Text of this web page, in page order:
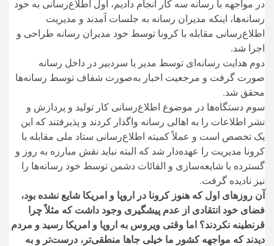
در مواجهه با رسانه سه کار انجام دادیم، اول اطلاع‌رسانی به خود
رسانه‌ها، اینکه مدیران رسانه به جلسات آمدند و مدیریت
اطلاع‌رسانی مقابله با کرونا توسط خود مدیران رسانه طراحی و
اجرا شد.
دوم هدایت رسانه‌ای توسط مدیر یا سردبیر در داخل رسانه
صورت گرفت و مرجعیت اخبار به‌صورت شفاف توسط رسانه‌ها
محقق شد.
سوم دستگاه‌ها در موضوع اطلاع‌رسانی کار تولید و پردازش و
نشر اطلاعات را به اهالی رسانه واگذار کردند و پذیرفتند که این
یک تخصص است و عملاً کمیته اطلاع‌رسانی ستاد ملی مقابله با
کرونا مدیریت را عهده‌دار شد که البته نباید نقش مبارزه به روز و
گسترده با شایعه‌سازی و القائات دشمن توسط خود رسانه‌ها را
نیز نادیده گرفت.
آن روز‌های اول که هنوز کرونا در اروپا و امریکا شایع نشده بود،
فضای خود انتقادی از عدم پیشگیری وجود داشت که مثلاً چرا
قرنطینه نکردند؟ اما وقتی ویروس به اروپا و امریکا رسید و مردم
دیدند که مواجهه کشور ما خیلی جا‌ها منطقی‌تر، درست‌تر و به